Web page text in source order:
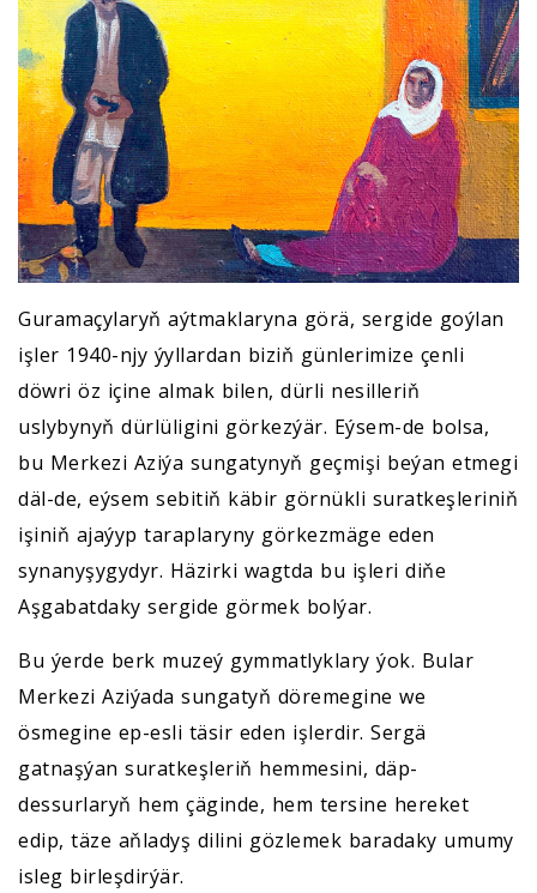
Guramaçylaryň aýtmaklaryna görä, sergide goýlan
işler 1940-njy ýyllardan biziň günlerimize çenli
döwri öz içine almak bilen, dürli nesilleriň
uslybynyň dürlüligini görkezýär. Eýsem-de bolsa,
bu Merkezi Aziýa sungatynyň geçmişi beýan etmegi
däl-de, eýsem sebitiň käbir görnükli suratkeşleriniň
işiniň ajaýyp taraplaryny görkezmäge eden
synanyşygydyr. Häzirki wagtda bu işleri diňe
Aşgabatdaky sergide görmek bolýar.
Bu ýerde berk muzeý gymmatlyklary ýok. Bular
Merkezi Aziýada sungatyň döremegine we
ösmegine ep-esli täsir eden işlerdir. Sergä
gatnaşýan suratkeşleriň hemmesini, däp-
dessurlaryň hem çäginde, hem tersine hereket
edip, täze aňladyş dilini gözlemek baradaky umumy
isleg birleşdirýär.